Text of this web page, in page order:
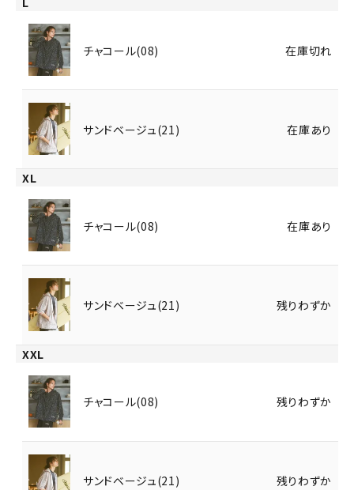
チャコール(08) 在庫切れ
サンドベージュ(21) 在庫あり
XL
チャコール(08) 在庫あり
サンドベージュ(21) 残りわずか
XXL
チャコール(08) 残りわずか
サンドベージュ(21) 残りわずか